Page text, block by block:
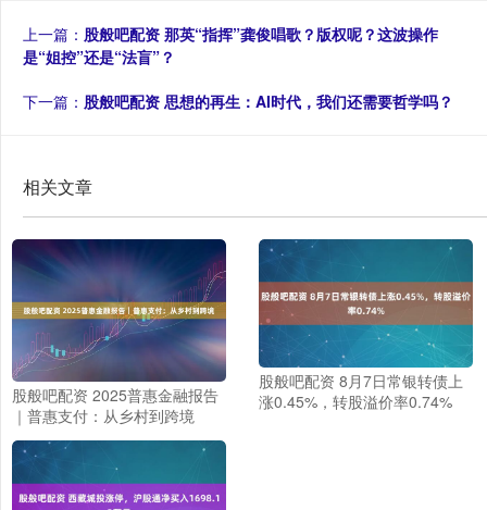
上一篇： 股般吧配资 那英“指挥”龚俊唱歌？版权呢？这波操作
是“姐控”还是“法盲”？
下一篇： 股般吧配资 思想的再生：AI时代，我们还需要哲学吗？
相关文章
股般吧配资 2025普惠金融报告
｜普惠支付：从乡村到跨境
股般吧配资 8月7日常银转债上
涨0.45%，转股溢价率0.74%